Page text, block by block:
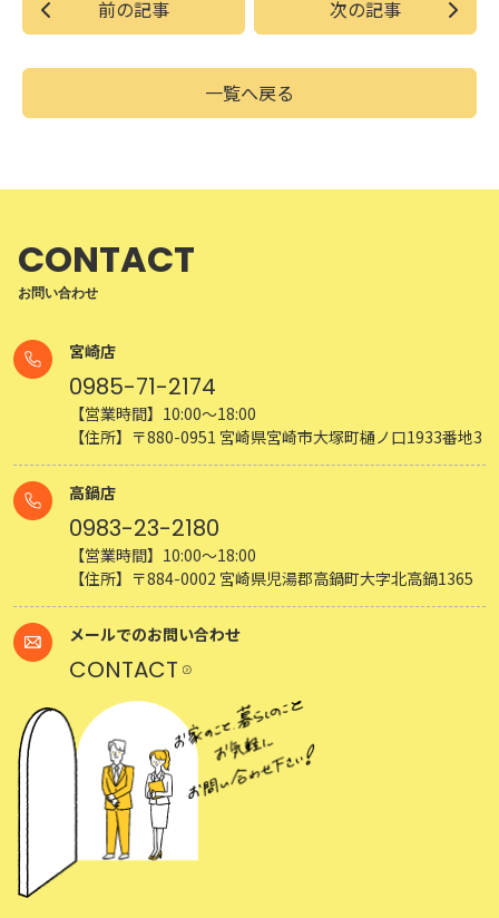
前の記事
一覧へ戻る
次の記事
CONTACT
お問い合わせ
宮崎店
0985-71-2174
【営業時間】10:00～18:00
【住所】〒880-0951 宮崎県宮崎市大塚町樋ノ口1933番地3
高鍋店
0983-23-2180
【営業時間】10:00～18:00
【住所】〒884-0002 宮崎県児湯郡高鍋町大字北高鍋1365
メールでのお問い合わせ
CONTACT